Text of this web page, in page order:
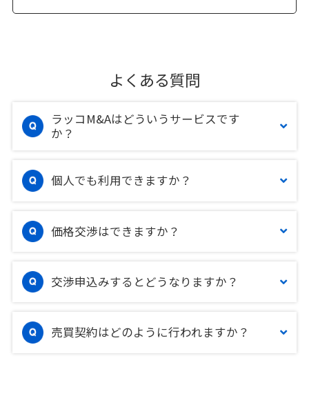
よくある質問
ラッコM&Aはどういうサービスです
か？
個人でも利用できますか？
価格交渉はできますか？
交渉申込みするとどうなりますか？
売買契約はどのように行われますか？